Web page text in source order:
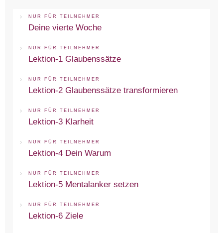
NUR FÜR TEILNEHMER
Deine vierte Woche
NUR FÜR TEILNEHMER
Lektion-1 Glaubenssätze
NUR FÜR TEILNEHMER
Lektion-2 Glaubenssätze transformieren
NUR FÜR TEILNEHMER
Lektion-3 Klarheit
NUR FÜR TEILNEHMER
Lektion-4 Dein Warum
NUR FÜR TEILNEHMER
Lektion-5 Mentalanker setzen
NUR FÜR TEILNEHMER
Lektion-6 Ziele